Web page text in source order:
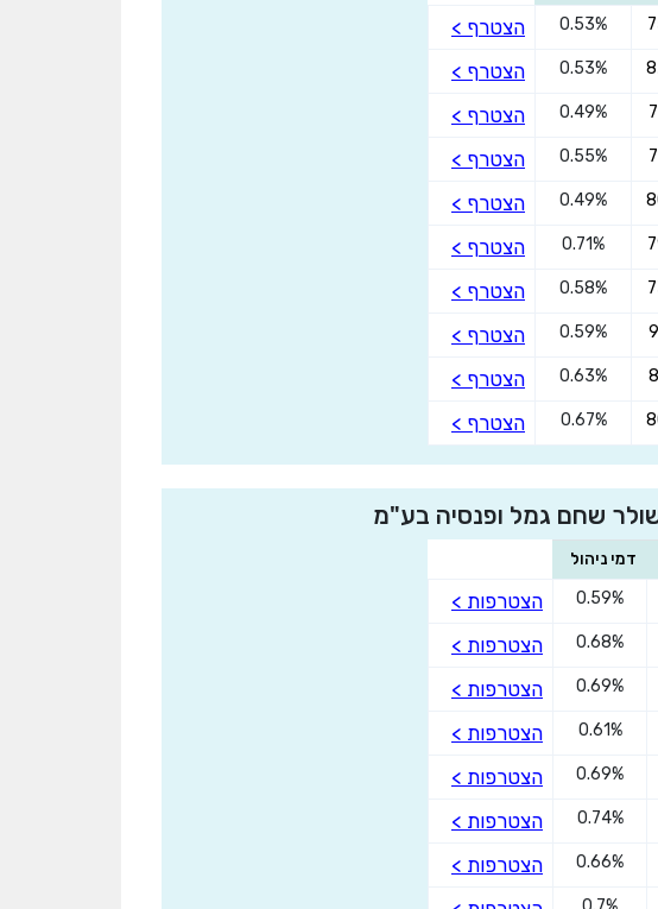
0.53% הצטרף >
0.53% הצטרף >
0.49% הצטרף >
0.55% הצטרף >
0.49% הצטרף >
0.71% הצטרף >
0.58% הצטרף >
0.59% הצטרף >
0.63% הצטרף >
0.67% הצטרף >
שחם גמל ופנסיה בע"מ
דמי ניהול
0.59% הצטרפות >
0.68% הצטרפות >
0.69% הצטרפות >
0.61% הצטרפות >
0.69% הצטרפות >
0.74% הצטרפות >
0.66% הצטרפות >
× כספי